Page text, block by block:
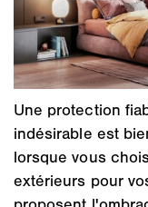
Une protection
indésirable est
lorsque vous
extérieurs pour